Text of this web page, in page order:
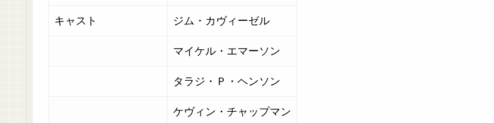
キャスト ジム・カヴィーゼル
マイケル・エマーソン
タラジ・Ｐ・ヘンソン
ケヴィン・チャップマン